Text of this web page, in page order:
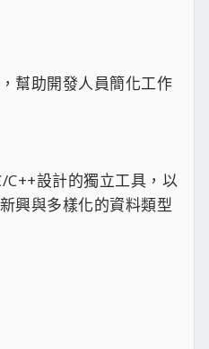
幫助開發人員簡化工作
設計的獨立工具，以
興與多樣化的資料類型